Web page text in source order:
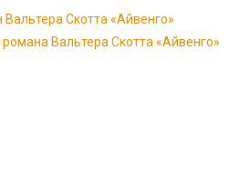
Скотта «Айвенго»
Вальтера Скотта «Айвенго»